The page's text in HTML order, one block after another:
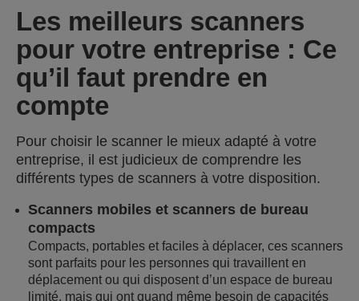
Les meilleurs scanners
pour votre entreprise : Ce
qu’il faut prendre en
compte
Pour choisir le scanner le mieux adapté à votre
entreprise, il est judicieux de comprendre les
différents types de scanners à votre disposition.
Scanners mobiles et scanners de bureau
compacts
Compacts, portables et faciles à déplacer, ces scanners
sont parfaits pour les personnes qui travaillent en
déplacement ou qui disposent d’un espace de bureau
limité, mais qui ont quand même besoin de capacités